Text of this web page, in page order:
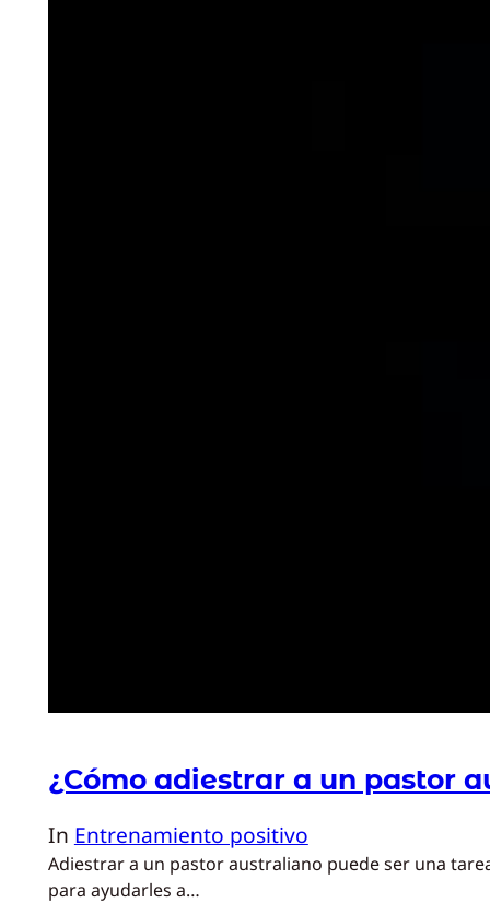
¿Cómo adiestrar a un pastor
In Entrenamiento positivo
Adiestrar a un pastor australiano puede ser una
para ayudarles a…